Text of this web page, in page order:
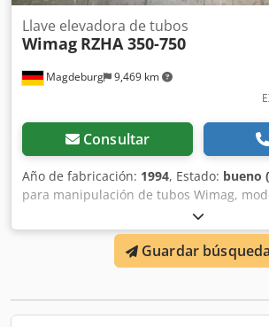
Magdeburg 9,469 km
Llave elevadora de tubos
Wimag RZHA 350-750
Consultar
Año de fabricación: 1994, Estado: bueno
para manipulación de tubos Wimag,
750, año de fabricación 1994, 165 kg,
de 1500 kg. Chedpfx Ajibmfkjfwsa
Guardar búsqueda